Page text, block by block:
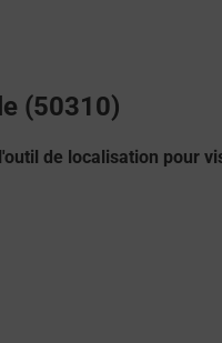
(50310)
de localisation pour